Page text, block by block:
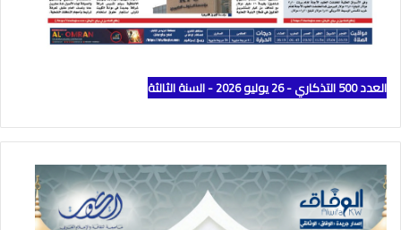
العدد 500 التذكاري - 26 يوليو 2026 - السنة الثالثة